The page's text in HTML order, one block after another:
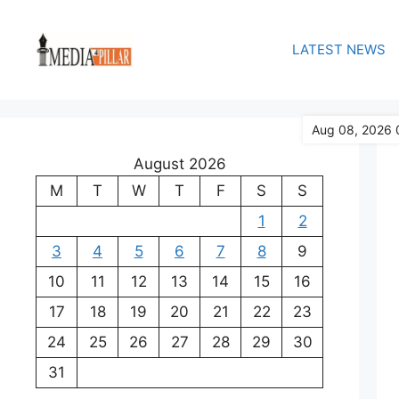
content
LATEST NEWS
August 2026
M
T W T F S
S
1
2
3
4 5 6 7 8
9
10
11 12 13 14 15
16
17
18 19 20 21 22
23
24
25 26 27 28 29
30
31
Aug 08, 2026